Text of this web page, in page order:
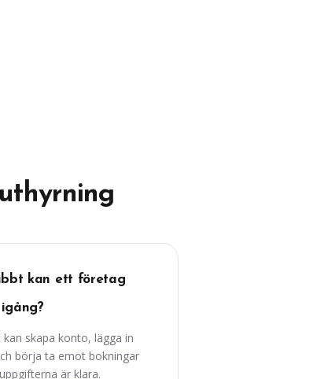
kan ett företag
skapa konto, lägga in
börja ta emot bokningar
är klara.